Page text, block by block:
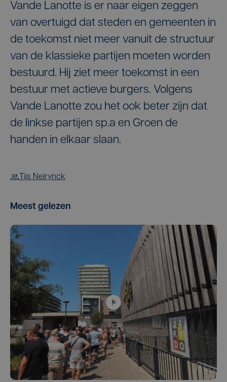
Vande Lanotte is er naar eigen zeggen
van overtuigd dat steden en gemeenten in
de toekomst niet meer vanuit de structuur
van de klassieke partijen moeten worden
bestuurd. Hij ziet meer toekomst in een
bestuur met actieve burgers. Volgens
Vande Lanotte zou het ook beter zijn dat
de linkse partijen sp.a en Groen de
handen in elkaar slaan.
Tijs Neirynck
Meest gelezen